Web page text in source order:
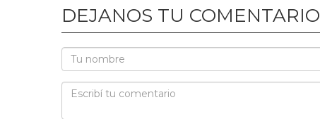
DEJANOS TU COMENTARIO